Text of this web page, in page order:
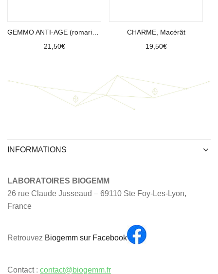
21,50€
CHARME, Macérât
19,50€
INFORMATIONS
LABORATOIRES BIOGEMM
26 rue Claude Jusseaud – 69110 Ste Foy-Les-Lyon,
France
Retrouvez Biogemm sur Facebook
Contact : contact@biogemm.fr